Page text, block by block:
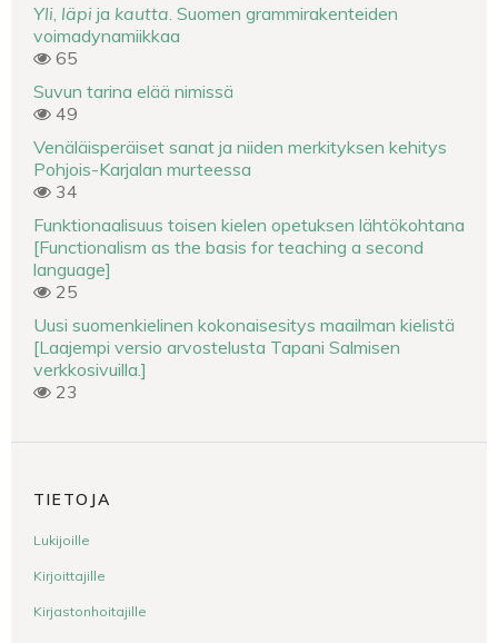
Yli läpi ja kautta . Suomen grammirakenteiden
voimadynamiikkaa
65
Suvun tarina elää nimissä
49
Venäläisperäiset sanat ja niiden merkityksen kehitys
Pohjois-Karjalan murteessa
34
Funktionaalisuus toisen kielen opetuksen lähtökohtana
[Functionalism as the basis for teaching a second
language]
25
Uusi suomenkielinen kokonaisesitys maailman kielistä
[Laajempi versio arvostelusta Tapani Salmisen
verkkosivuilla.]
23
TIETOJA
Lukijoille
Kirjoittajille
Kirjastonhoitajille